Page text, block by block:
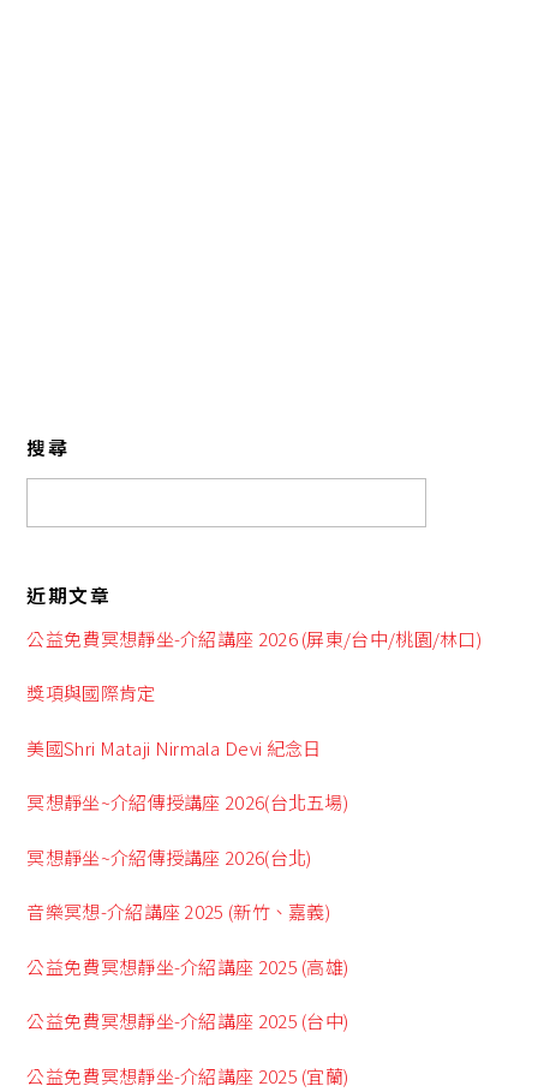
搜尋
近期文章
公益免費冥想靜坐-介紹講座 2026 (屏東/台中/桃園/林口)
獎項與國際肯定
美國Shri Mataji Nirmala Devi 紀念日
冥想靜坐~介紹傳授講座 2026(台北五場)
冥想靜坐~介紹傳授講座 2026(台北)
音樂冥想-介紹講座 2025 (新竹、嘉義)
公益免費冥想靜坐-介紹講座 2025 (高雄)
公益免費冥想靜坐-介紹講座 2025 (台中)
公益免費冥想靜坐-介紹講座 2025 (宜蘭)